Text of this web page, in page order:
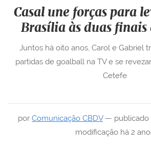
Casal une forças para
Brasília às duas finais
por Comunicação CBDV— publicado
modificação há 2
Juntos há oito anos, Carol e Gabriel
partidas de goalball na TV e se
Cetefe